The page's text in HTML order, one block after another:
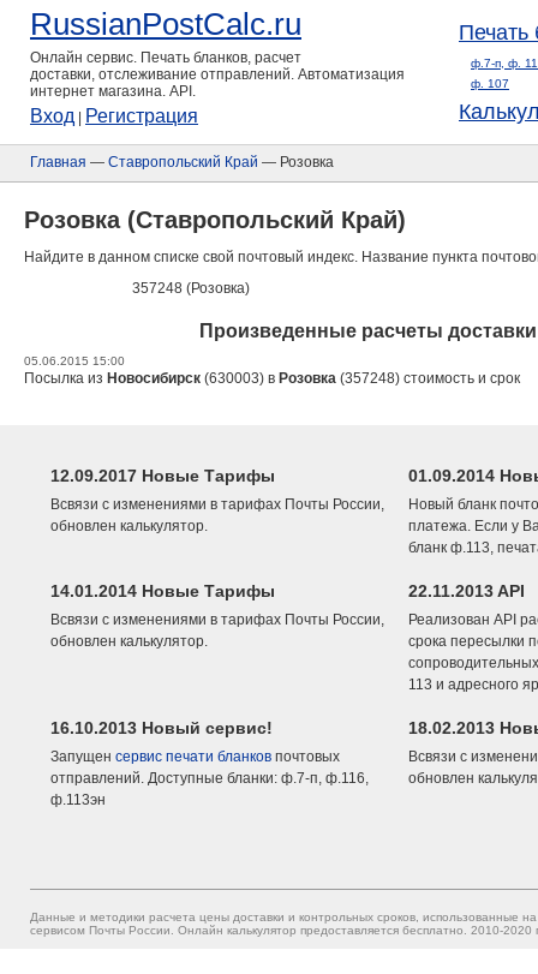
RussianPostCalc.ru
Онлайн сервис. Печать бланков, расчет
доставки, отслеживание отправлений. Автоматизация
интернет магазина. API.
Вход Регистрация
Печать
ф.7-п, ф.
ф. 107
Главная — Ставропольский Край — Розовка
Розовка (Ставропольский Край)
Найдите в данном списке свой почтовый индекс. Название пункта
357248 (Розовка)
Произведенные расчеты
05.06.2015 15:00
Посылка из Новосибирск (630003) в Розовка (357248) стоимость и срок
12.09.2017 Новые Тарифы
Всвязи с изменениями в тарифах Почты России,
обновлен калькулятор.
01.09.2014
Новый бланк
платежа. Если у
бланк ф.113,
14.01.2014 Новые Тарифы
Всвязи с изменениями в тарифах Почты России,
обновлен калькулятор.
22.11.2013 API
Реализован API
срока пересылки
113 и адресного
16.10.2013 Новый сервис!
Запущен сервис печати бланков почтовых
отправлений. Доступные бланки: ф.7-п, ф.116,
ф.113эн
18.02.2013
Всвязи с
обновлен
Данные и методики расчета цены доставки и контрольных сроков, использованные
сервисом Почты России. Онлайн калькулятор предоставляется бесплатно. 2010-2020